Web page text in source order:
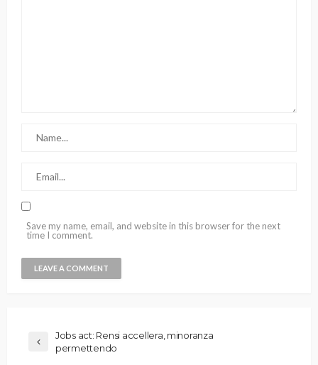
Save my name, email, and website in this browser for the next
time I comment.
Jobs act: Rensi accellera, minoranza
permettendo